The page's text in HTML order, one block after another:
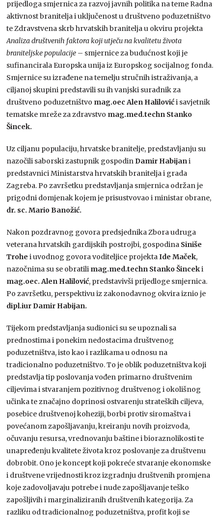
prijedloga smjernica za razvoj javnih politika na teme Radna
aktivnost branitelja i uključenost u društveno poduzetništvo
te Zdravstvena skrb hrvatskih branitelja u okviru projekta
Analiza društvenih faktorakoji utječu na kvalitetu života
braniteljske populacije – smjernice za budućnost koji je
sufinancirala Europska unija iz Europskog socijalnog fonda.
Smjernice su izrađene na temelju stručnih istraživanja, a
ciljanoj skupini predstavili su ih vanjski suradnik za
društveno poduzetništvo mag.oec Alen Halilovići savjetnik
tematske mreže za zdravstvo mag.med.techn Stanko
Šincek.
Uz ciljanu populaciju, hrvatske branitelje, predstavljanju su
nazočili saborski zastupnik gospodin Damir Habijani
predstavnici Ministarstva hrvatskih branitelja i grada
Zagreba. Po završetku predstavljanja smjernica održan je
prigodni domjenak kojem je prisustvovao i ministar obrane,
dr. sc. Mario Banožić.
Nakon pozdravnog govora predsjednika Zbora udruga
veterana hrvatskih gardijskih postrojbi, gospodina Siniše
Trohe i uvodnog govora voditeljice projektaIde Maček,
nazočnima su se obratili mag.med.techn Stanko Šinceki
mag.oec. Alen Halilović, predstavivši prijedloge smjernica.
Po završetku, perspektivu iz zakonodavnog okvira iznio je
dipl.iur Damir Habijan.
Tijekom predstavljanja sudionici su se upoznali sa
prednostima i ponekim nedostacima društvenog
poduzetništva, isto kao i razlikama u odnosu na
tradicionalno poduzetništvo. To je oblik poduzetništva koji
predstavlja tip poslovanja vođen primarno društvenim
ciljevima i stvaranjem pozitivnog društvenog i okolišnog
učinka te značajno doprinosi ostvarenju strateških ciljeva,
posebice društvenoj koheziji, borbi protiv siromaštva i
povećanom zapošljavanju, kreiranju novih proizvoda,
očuvanju resursa, vrednovanju baštine i bioraznolikosti te
unapređenju kvalitete života kroz poslovanje za društvenu
dobrobit. Ono je koncept koji pokreće stvaranje ekonomske
i društvene vrijednosti kroz izgradnju društvenih promjena
koje zadovoljavaju potrebe i nude zapošljavanje teško
zapošljivih i marginaliziranih društvenih kategorija. Za
razliku od tradicionalnog poduzetništva, profit koji se